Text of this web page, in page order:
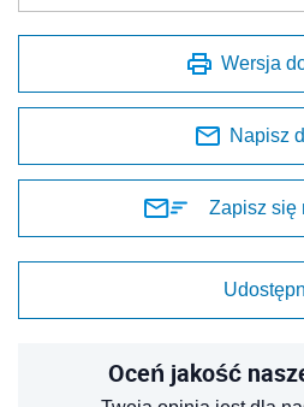
Wersja
Napisz
Zapisz się
Oceń jakość